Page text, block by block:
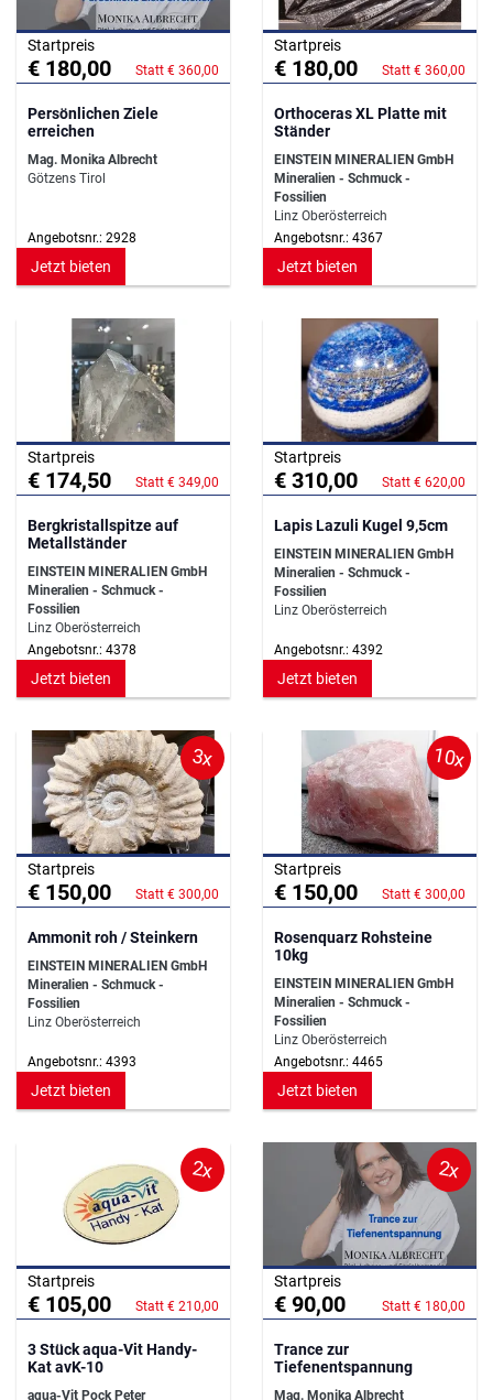
Startpreis
€ 180,00 Statt € 360,00
Persönlichen Ziele
erreichen
Mag. Monika Albrecht
Götzens Tirol
Angebotsnr.: 2928
Jetzt bieten
Startpreis
€ 180,00 Statt € 360,00
Orthoceras XL Platte mit
Ständer
EINSTEIN MINERALIEN GmbH
Mineralien - Schmuck -
Fossilien
Linz Oberösterreich
Angebotsnr.: 4367
Jetzt bieten
Startpreis
€ 174,50 Statt € 349,00
Bergkristallspitze auf
Metallständer
EINSTEIN MINERALIEN GmbH
Mineralien - Schmuck -
Fossilien
Linz Oberösterreich
Angebotsnr.: 4378
Jetzt bieten
Startpreis
€ 310,00 Statt € 620,00
Lapis Lazuli Kugel 9,5cm
EINSTEIN MINERALIEN GmbH
Mineralien - Schmuck -
Fossilien
Linz Oberösterreich
Angebotsnr.: 4392
Jetzt bieten
3x
Startpreis
€ 150,00 Statt € 300,00
Ammonit roh / Steinkern
EINSTEIN MINERALIEN GmbH
Mineralien - Schmuck -
Fossilien
Linz Oberösterreich
Angebotsnr.: 4393
Jetzt bieten
10x
Startpreis
€ 150,00 Statt € 300,00
Rosenquarz Rohsteine
10kg
EINSTEIN MINERALIEN GmbH
Mineralien - Schmuck -
Fossilien
Linz Oberösterreich
Angebotsnr.: 4465
Jetzt bieten
2x
Startpreis
€ 105,00 Statt € 210,00
3 Stück aqua-Vit Handy-
Kat avK-10
aqua-Vit Pock Peter
2x
Startpreis
€ 90,00 Statt € 180,00
Trance zur
Tiefenentspannung
Mag. Monika Albrecht